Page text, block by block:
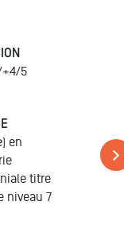
+4/5
en
titre
niveau 7